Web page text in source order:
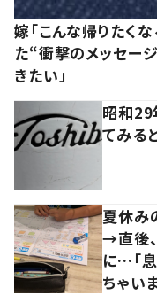
嫁「こんな帰りたく
た“衝撃のメッセー
きたい」
昭和29
てみる
夏休み
→直後
に…「
ちゃい